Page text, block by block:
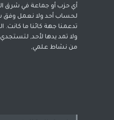
أي حزب أو جماعة في شرق
لحساب أحد ولا نعمل وفق
تدعمنا جهة كائنا ما كانت.
ولا تمد يدها لأحد,
من نشاط علمي,